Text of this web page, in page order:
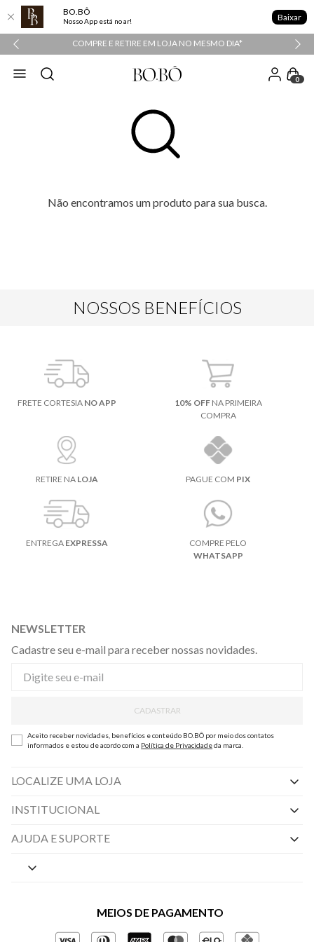
BO.BÔ
Nosso App está no ar! Baixar
COMPRE E RETIRE EM LOJA NO MESMO DIA*
0
Não encontramos um produto para sua busca.
NOSSOS BENEFÍCIOS
FRETE CORTESIA NO APP 10% OFFNA PRIMEIRA
COMPRA
RETIRE NA LOJA PAGUE COM PIX
ENTREGA EXPRESSA
COMPRE PELO
WHATSAPP
NEWSLETTER
Cadastre seu e-mail para receber nossas novidades.
CADASTRAR
Aceito receber novidades, benefícios e conteúdo BO.BÔ por meio dos contatos
informados e estou de acordo com a Política de Privacidadeda marca.
LOCALIZE UMA LOJA
INSTITUCIONAL
Nossas Lojas
Políticas de Privacidade
Gestão de Privacidade
AJUDA E SUPORTE
Central de Preferências
Perguntas frequentes
Regulamentos e Promoções
MEIOS DE PAGAMENTO